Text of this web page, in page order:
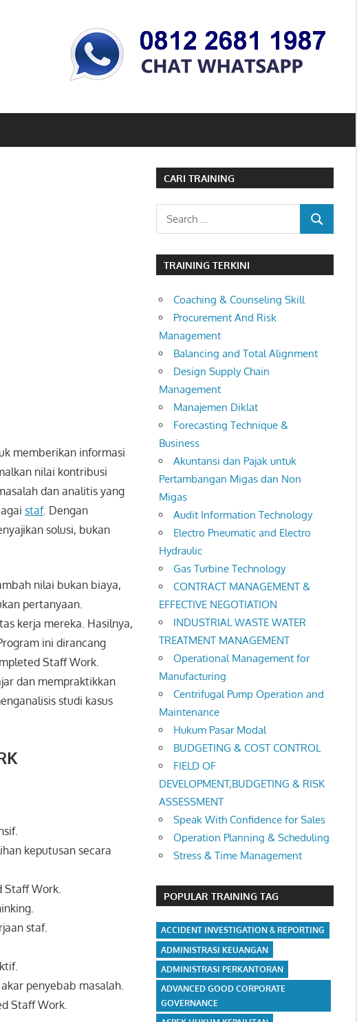
memberikan informasi
nilai kontribusi
dan analitis yang
staf. Dengan
solusi, bukan
nilai bukan biaya,
pertanyaan.
kerja mereka. Hasilnya,
ini dirancang
Staff Work.
dan mempraktikkan
studi kasus
keputusan secara
Staff Work.
staf.
penyebab masalah.
Staff Work.
CARI TRAINING
Search
for:
SEARCH
TRAINING TERKINI
Coaching & Counseling Skill
Procurement And Risk
Management
Balancing and Total Alignment
Design Supply Chain
Management
Manajemen Diklat
Forecasting Technique &
Business
Akuntansi dan Pajak untuk
Pertambangan Migas dan Non
Migas
Audit Information Technology
Electro Pneumatic and Electro
Hydraulic
Gas Turbine Technology
CONTRACT MANAGEMENT &
EFFECTIVE NEGOTIATION
INDUSTRIAL WASTE WATER
TREATMENT MANAGEMENT
Operational Management for
Manufacturing
Centrifugal Pump Operation and
Maintenance
Hukum Pasar Modal
BUDGETING & COST CONTROL
FIELD OF
DEVELOPMENT,BUDGETING & RISK
ASSESSMENT
Speak With Confidence for Sales
Operation Planning & Scheduling
Stress & Time Management
POPULAR TRAINING TAG
ACCIDENT INVESTIGATION & REPORTING
ADMINISTRASI KEUANGAN
ADMINISTRASI PERKANTORAN
ADVANCED GOOD CORPORATE
GOVERNANCE